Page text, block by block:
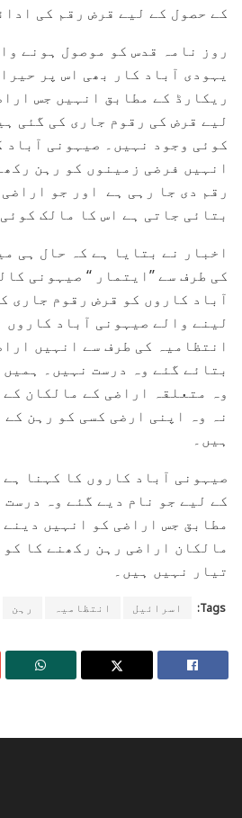
کے حصول کے لیے قرض رقم کی
روز نامہ قدس کو موصول ہونے
یہودی آباد کار بھی اس پر
ریکارڈ کے مطابق انہیں جس
لیے قرض کی رقوم جاری کی گئی
کوئی وجود نہیں۔ صیہونی آباد
انہیں فرضی زمینوں کو رہن
رقم دی جا رہی ہے اور جو
بتائی جاتی ہے اس کا مالک
اخبار نے بتایا ہے کہ حال ہی
کی طرف سے ’’ایتمار ‘‘ صیہونی
آباد کاروں کو قرض رقوم جاری
لینے والے صیہونی آباد کاروں
انتظامیہ کی طرف سے انہیں
بتائے گئے وہ درست نہیں۔
وہ متعلقہ اراضی کے مالکان
نہ وہ اپنی ارضی کسی کو رہن کے
ہیں۔
صیہونی آباد کاروں‌ کا کہنا
کے لیے جو نام دیے گئے وہ
مطابق جس اراضی کو انہیں
مالکان اراضی رہن رکھنے کا
تیار نہیں ہیں۔
Tags: اسرائیل انتظامیہ رہن